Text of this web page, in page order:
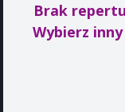
Brak
Wybierz